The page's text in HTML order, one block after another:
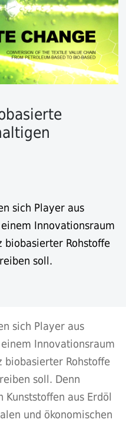
sich Player aus
Innovationsraum
biobasierter Rohstoffe
soll.
sich Player aus
Innovationsraum
biobasierter Rohstoffe
soll. Denn
Kunststoffen aus Erdöl
und ökonomischen